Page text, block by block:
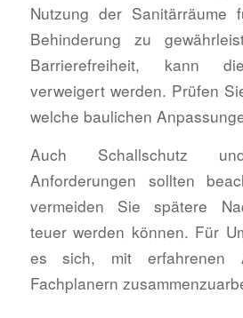
Nutzung der Sanitärräume
Behinderung zu
Barrierefreiheit, kann
verweigert werden. Prüfen
welche baulichen
Auch Schallschutz
Anforderungen sollten
vermeiden Sie spätere
teuer werden können. Für
es sich, mit erfahrenen
Fachplanern